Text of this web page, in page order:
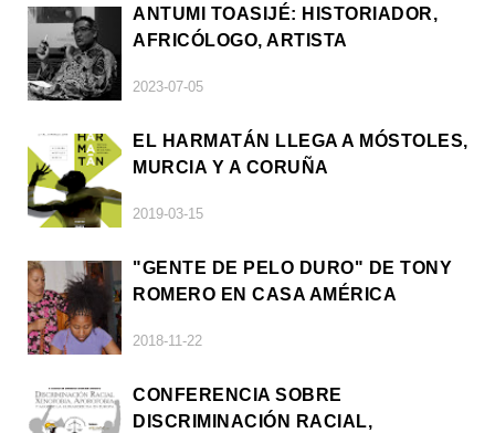
ANTUMI TOASIJÉ: HISTORIADOR,
AFRICÓLOGO, ARTISTA
2023-07-05
EL HARMATÁN LLEGA A MÓSTOLES,
MURCIA Y A CORUÑA
2019-03-15
"GENTE DE PELO DURO" DE TONY
ROMERO EN CASA AMÉRICA
2018-11-22
CONFERENCIA SOBRE
DISCRIMINACIÓN RACIAL,